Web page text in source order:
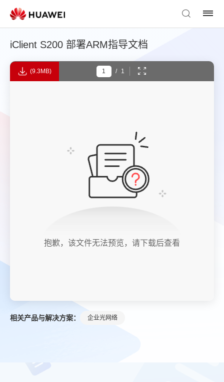
iClient S200 部署ARM指导文档
相关产品与解决方案： 企业光网络
(9.3MB) / 1
抱歉，该文件无法预览，请下载后查看